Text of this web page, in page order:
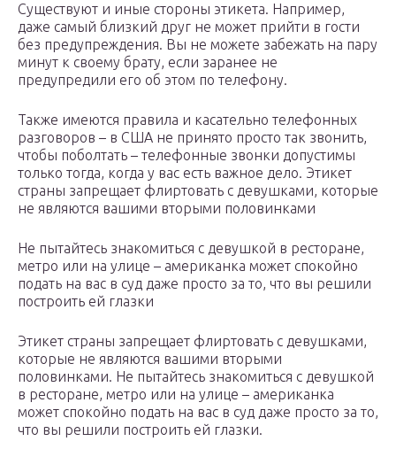
Существуют и иные стороны этикета. Например,
даже самый близкий друг не может прийти в гости
без предупреждения. Вы не можете забежать на пару
минут к своему брату, если заранее не
предупредили его об этом по телефону.
Также имеются правила и касательно телефонных
разговоров – в США не принято просто так звонить,
чтобы поболтать – телефонные звонки допустимы
только тогда, когда у вас есть важное дело. Этикет
страны запрещает флиртовать с девушками, которые
не являются вашими вторыми половинками
Не пытайтесь знакомиться с девушкой в ресторане,
метро или на улице – американка может спокойно
подать на вас в суд даже просто за то, что вы решили
построить ей глазки
Этикет страны запрещает флиртовать с девушками,
которые не являются вашими вторыми
половинками. Не пытайтесь знакомиться с девушкой
в ресторане, метро или на улице – американка
может спокойно подать на вас в суд даже просто за то,
что вы решили построить ей глазки.